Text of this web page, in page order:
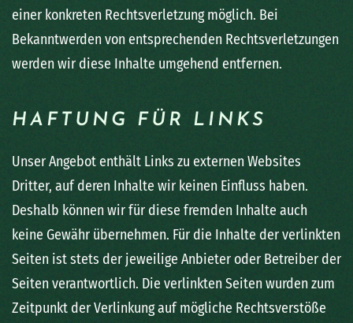
einer konkreten Rechtsverletzung möglich. Bei
Bekanntwerden von entsprechenden Rechtsverletzungen
werden wir diese Inhalte umgehend entfernen.
HAFTUNG FÜR LINKS
Unser Angebot enthält Links zu externen Websites
Dritter, auf deren Inhalte wir keinen Einfluss haben.
Deshalb können wir für diese fremden Inhalte auch
keine Gewähr übernehmen. Für die Inhalte der verlinkten
Seiten ist stets der jeweilige Anbieter oder Betreiber der
Seiten verantwortlich. Die verlinkten Seiten wurden zum
Zeitpunkt der Verlinkung auf mögliche Rechtsverstöße